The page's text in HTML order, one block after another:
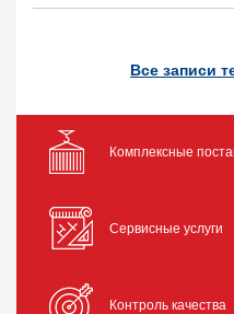
Все записи
Комплексные
Сервисные услуги
Контроль качества